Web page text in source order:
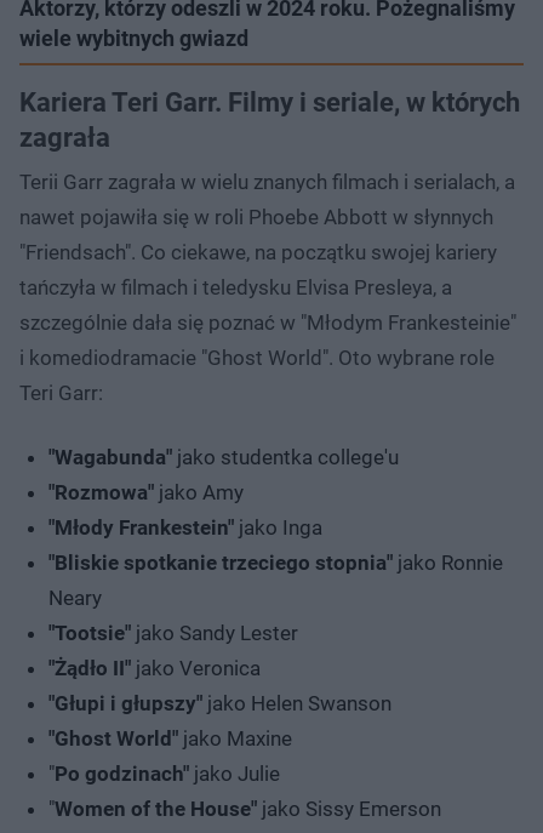
Aktorzy, którzy odeszli w 2024 roku. Pożegnaliśmy
wiele wybitnych gwiazd
Kariera Teri Garr. Filmy i seriale, w których
zagrała
Terii Garr zagrała w wielu znanych filmach i serialach, a
nawet pojawiła się w roli Phoebe Abbott w słynnych
"Friendsach". Co ciekawe, na początku swojej kariery
tańczyła w filmach i teledysku Elvisa Presleya, a
szczególnie dała się poznać w "Młodym Frankesteinie"
i komediodramacie "Ghost World". Oto wybrane role
Teri Garr:
"Wagabunda" jako studentka college'u
"Rozmowa" jako Amy
"Młody Frankestein" jako Inga
"Bliskie spotkanie trzeciego stopnia" jako Ronnie
Neary
"Tootsie" jako Sandy Lester
"Żądło II" jako Veronica
"Głupi i głupszy" jako Helen Swanson
"Ghost World" jako Maxine
"Po godzinach" jako Julie
"Women of the House" jako Sissy Emerson